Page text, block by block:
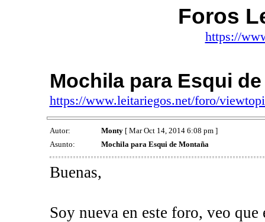
Foros
https://
Mochila para Esqui
https://www.leitariegos.net/foro/
Autor: Monty[ Mar Oct 14, 2014 6:08 pm ]
Asunto:
Mochila para Esqui de Montaña
Buenas,
Soy nueva en este foro, veo